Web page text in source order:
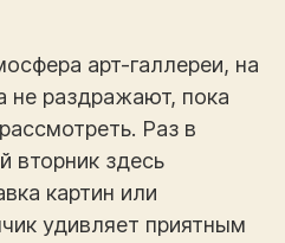
арт-галлереи, на
не раздражают, пока
Раз в
вторник здесь
картин или
удивляет приятным